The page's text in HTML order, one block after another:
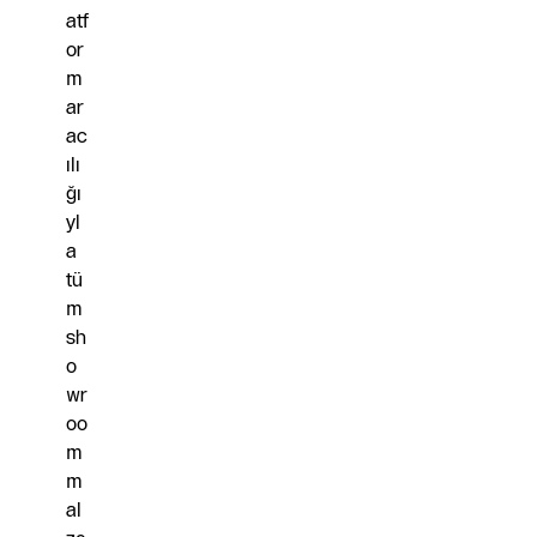
atf
or
m
ar
ac
ılı
ğı
yl
a
tü
m
sh
o
wr
oo
m
m
al